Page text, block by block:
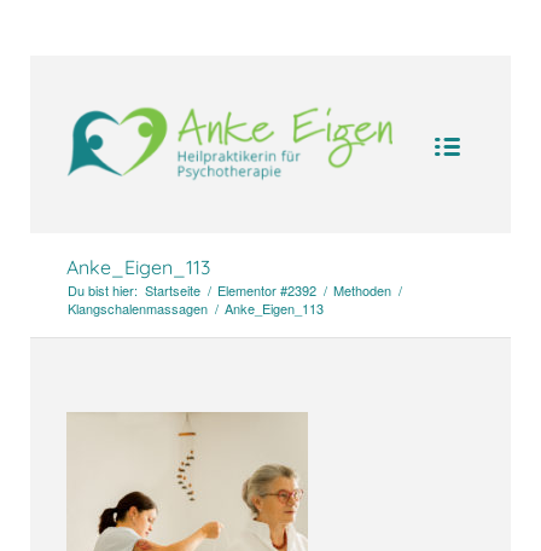
Anke_Eigen_113
Du bist hier: Startseite / Elementor #2392 / Methoden /
Klangschalenmassagen / Anke_Eigen_113